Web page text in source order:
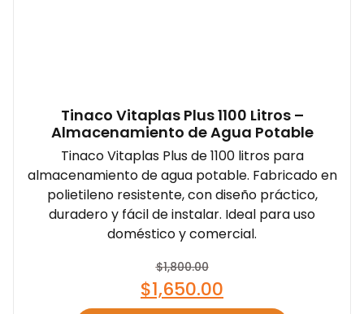
Tinaco Vitaplas Plus 1100 Litros –
Almacenamiento de Agua Potable
Tinaco Vitaplas Plus de 1100 litros para
almacenamiento de agua potable. Fabricado en
polietileno resistente, con diseño práctico,
duradero y fácil de instalar. Ideal para uso
doméstico y comercial.
$1,800.00
$1,650.00